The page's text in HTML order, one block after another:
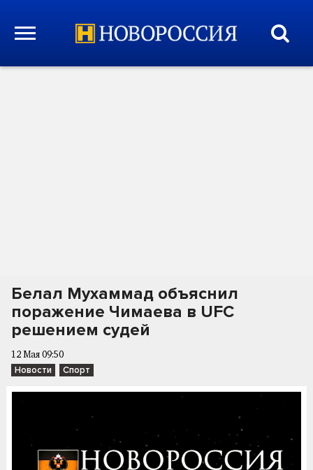
Белал Мухаммад объяснил
поражение Чимаева в UFC
решением судей
12 Мая 09:50
Новости Спорт